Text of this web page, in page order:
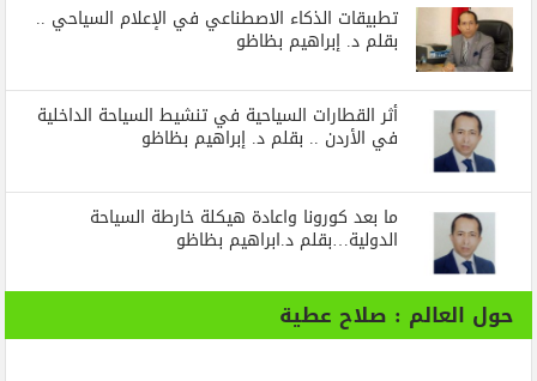
تطبيقات الذكاء الاصطناعي في الإعلام السياحي ..
بقلم د. إبراهيم بظاظو
أثر القطارات السياحية في تنشيط السياحة الداخلية
في الأردن .. بقلم د. إبراهيم بظاظو
ما بعد كورونا واعادة هيكلة خارطة السياحة
الدولية…بقلم د.ابراهيم بظاظو
حول العالم : صلاح عطية